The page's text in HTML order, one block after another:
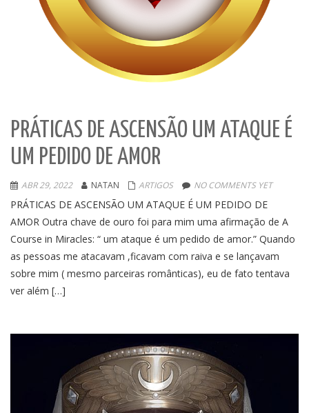
PRÁTICAS DE ASCENSÃO UM ATAQUE É
UM PEDIDO DE AMOR
ABR 29, 2022 NATAN ARTIGOS NO COMMENTS YET
PRÁTICAS DE ASCENSÃO UM ATAQUE É UM PEDIDO DE
AMOR Outra chave de ouro foi para mim uma afirmação de A
Course in Miracles: “ um ataque é um pedido de amor.” Quando
as pessoas me atacavam ,ficavam com raiva e se lançavam
sobre mim ( mesmo parceiras românticas), eu de fato tentava
ver além […]